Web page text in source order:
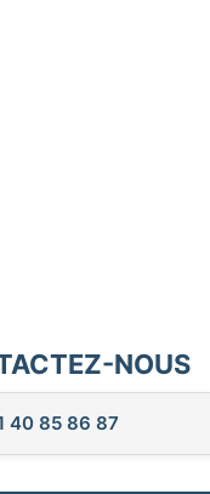
NOUS
40 85 86 87